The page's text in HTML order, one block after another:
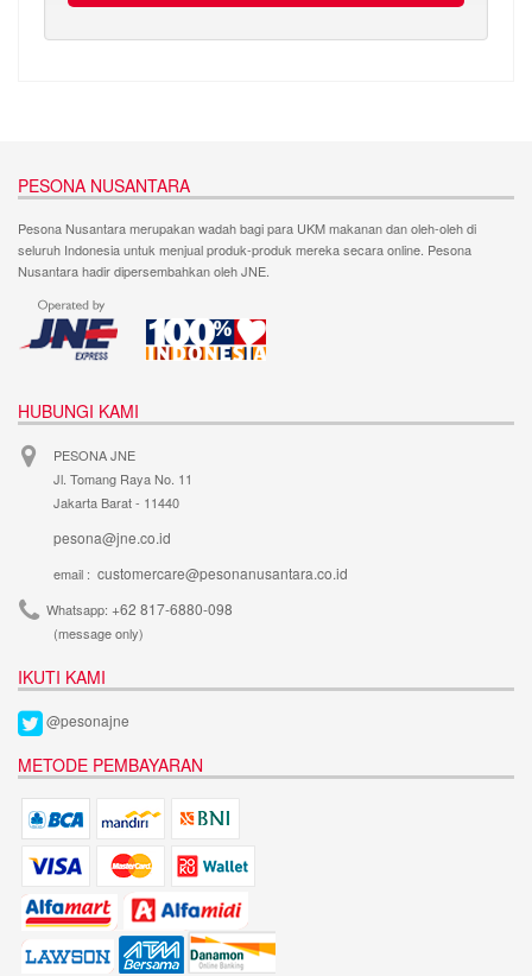
PESONA NUSANTARA
Pesona Nusantara merupakan wadah bagi para UKM makanan dan oleh-oleh di
seluruh Indonesia untuk menjual produk-produk mereka secara online. Pesona
Nusantara hadir dipersembahkan oleh JNE.
HUBUNGI KAMI
PESONA JNE
Jl. Tomang Raya No. 11
Jakarta Barat - 11440
pesona@jne.co.id
email : customercare@pesonanusantara.co.id
Whatsapp: +62 817-6880-098
(message only)
IKUTI KAMI
@pesonajne
METODE PEMBAYARAN